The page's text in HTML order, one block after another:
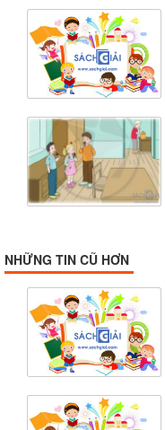
NHỮNG TIN CŨ HƠN